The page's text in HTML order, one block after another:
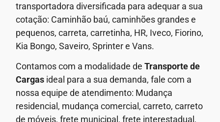
transportadora diversificada para adequar a sua
cotação: Caminhão baú, caminhões grandes e
pequenos, carreta, carretinha, HR, Iveco, Fiorino,
Kia Bongo, Saveiro, Sprinter e Vans.
Contamos com a modalidade de Transporte de
Cargas ideal para a sua demanda, fale com a
nossa equipe de atendimento: Mudança
residencial, mudança comercial, carreto, carreto
de móveis, frete municipal, frete interestadual,